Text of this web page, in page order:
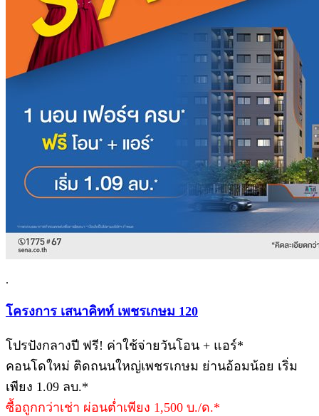
.
โครงการ เสนาคิทท์ เพชรเกษม 120
โปรปังกลางปี ฟรี! ค่าใช้จ่ายวันโอน + แอร์*
คอนโดใหม่ ติดถนนใหญ่เพชรเกษม ย่านอ้อมน้อย เริ่ม
เพียง 1.09 ลบ.*
ซื้อถูกกว่าเช่า ผ่อนต่ำเพียง 1,500 บ./ด.*